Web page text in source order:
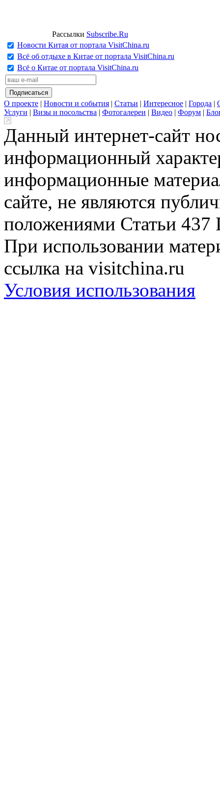
Рассылки Subscribe.Ru
Новости Китая от портала VisitChina.ru
Всё об отдыхе в Китае от портала VisitChina.ru
Всё о Китае от портала VisitChina.ru
О проекте | Новости и события | Статьи | Интересное | Города |
Услуги | Визы и посольства | Фотогалереи | Видео | Форум |
Данный интернет-сайт
информационный
информационные
сайте, не являются
положениями Статьи 437
При использовании
ссылка на visitchina.ru
Условия использования